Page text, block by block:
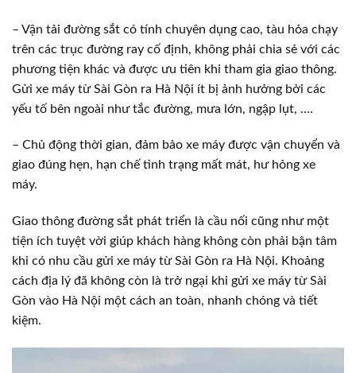
– Vận tải đường sắt có tính chuyên dụng cao, tàu hỏa chạy
trên các trục đường ray cố định, không phải chia sẻ với các
phương tiện khác và được ưu tiên khi tham gia giao thông.
Gửi xe máy từ Sài Gòn ra Hà Nội ít bị ảnh hưởng bởi các
yếu tố bên ngoài như tắc đường, mưa lớn, ngập lụt, ….
– Chủ động thời gian, đảm bảo xe máy được vận chuyển và
giao đúng hẹn, hạn chế tình trạng mất mát, hư hỏng xe
máy.
Giao thông đường sắt phát triển là cầu nối cũng như một
tiện ích tuyệt vời giúp khách hàng không còn phải bận tâm
khi có nhu cầu gửi xe máy từ Sài Gòn ra Hà Nội. Khoảng
cách địa lý đã không còn là trở ngại khi gửi xe máy từ Sài
Gòn vào Hà Nội một cách an toàn, nhanh chóng và tiết
kiệm.